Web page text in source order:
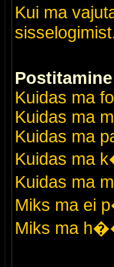
Kui ma
Postitamine
Kuidas ma
Kuidas ma
Kuidas ma
Kuidas ma
Kuidas ma
Miks ma ei
Miks ma